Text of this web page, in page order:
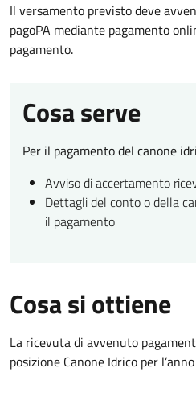
Il versamento previsto deve
pagoPA mediante pagamento
pagamento.
Cosa serve
Per il pagamento del canone
Avviso di accertamento
Dettagli del conto o della
il pagamento
Cosa si ottiene
La ricevuta di avvenuto
posizione Canone Idrico per